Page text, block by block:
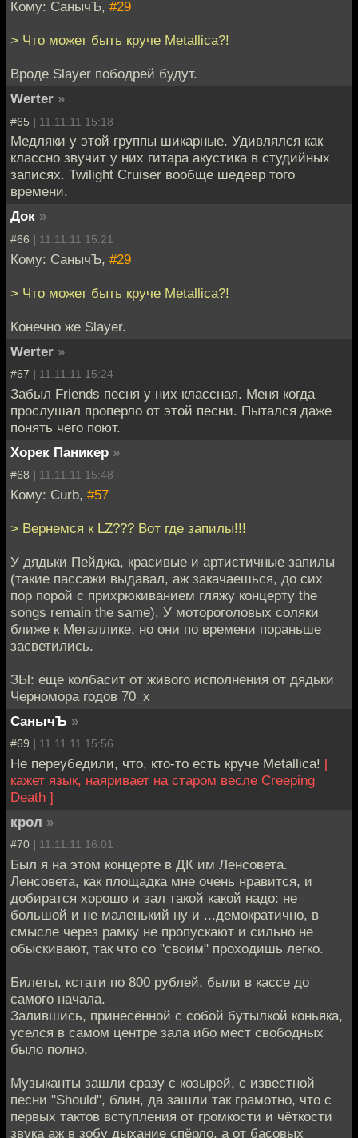
Кому: СанычЪ, #29
> Что может быть круче Metallica?!
Вроде Slayer пободрей будут.
Werter »
#65 | 11.11.11 15:18
Медляки у этой группы шикарные. Удивлялся как
классно звучит у них гитара акустика в студийных
записях. Twilight Cruiser вообще шедевр того
времени.
Док »
#66 | 11.11.11 15:21
Кому: СанычЪ, #29
> Что может быть круче Metallica?!
Конечно же Slayer.
Werter »
#67 | 11.11.11 15:24
Забыл Friends песня у них классная. Меня когда
прослушал проперло от этой песни. Пытался даже
понять чего поют.
Хорек Паникер »
#68 | 11.11.11 15:48
Кому: Curb, #57
> Вернемся к LZ??? Вот где запилы!!!
У дядьки Пейджа, красивые и артистичные запилы
(такие пассажи выдавал, аж закачаешься, до сих
пор порой с прихрюкиванием гляжу концерту the
songs remain the same), У мотороголовых соляки
ближе к Металлике, но они по времени пораньше
засветились.
ЗЫ: еще колбасит от живого исполнения от дядьки
Черномора годов 70_х
СанычЪ »
#69 | 11.11.11 15:56
Не переубедили, что, кто-то есть круче Metallica! [
кажет язык, наяривает на старом весле Creeping
Death ]
крол »
#70 | 11.11.11 16:01
Был я на этом концерте в ДК им Ленсовета.
Ленсовета, как площадка мне очень нравится, и
добиратся хорошо и зал такой какой надо: не
большой и не маленький ну и ...демократично, в
смысле через рамку не пропускают и сильно не
обыскивают, так что со "своим" проходишь легко.
Билеты, кстати по 800 рублей, были в кассе до
самого начала.
Залившись, принесённой с собой бутылкой коньяка,
уселся в самом центре зала ибо мест свободных
было полно.
Музыканты зашли сразу с козырей, с известной
песни "Should", блин, да зашли так грамотно, что с
первых тактов вступления от громкости и чёткости
звука аж в зобу дыхание спёрло, а от басовых